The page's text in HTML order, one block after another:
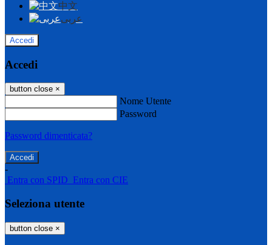
中文
عربى
Accedi
Accedi
button close ×
Nome Utente
Password
Password dimenticata?
-
Entra con SPID Entra con CIE
Seleziona utente
button close ×